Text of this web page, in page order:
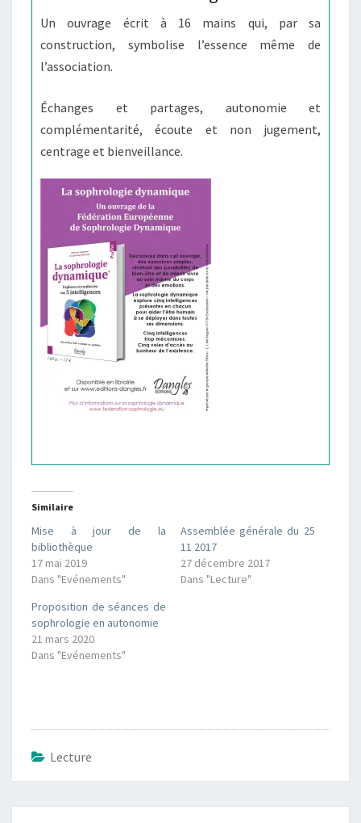
Un ouvrage écrit à 16 mains qui, par sa
construction, symbolise l’essence même de
l’association.
Échanges et partages, autonomie et
complémentarité, écoute et non jugement,
centrage et bienveillance.
Similaire
Mise à jour de la
bibliothèque
17 mai 2019
Dans "Evénements"
Assemblée générale du 25
11 2017
27 décembre 2017
Dans "Lecture"
Proposition de séances de
sophrologie en autonomie
21 mars 2020
Dans "Evénements"
Lecture